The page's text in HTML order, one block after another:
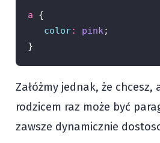
a {
color: pink;
}
Załóżmy jednak, że
rodzicem raz może być
zawsze dynamicznie